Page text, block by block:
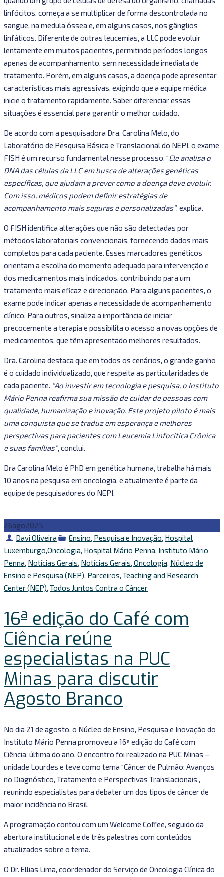
linfócitos, começa a se multiplicar de forma descontrolada no
sangue, na medula óssea e, em alguns casos, nos gânglios
linfáticos. Diferente de outras leucemias, a LLC pode evoluir
lentamente em muitos pacientes, permitindo períodos longos
apenas de acompanhamento, sem necessidade imediata de
tratamento. Porém, em alguns casos, a doença pode apresentar
características mais agressivas, exigindo que a equipe médica
inicie o tratamento rapidamente. Saber diferenciar essas
situações é essencial para garantir o melhor cuidado.
De acordo com a pesquisadora Dra. Carolina Melo, do
Laboratório de Pesquisa Básica e Translacional do NEPI, o exame
FISH é um recurso fundamental nesse processo. “Ele analisa o
DNA das células da LLC em busca de alterações genéticas
específicas, que ajudam a prever como a doença deve evoluir.
Com isso, médicos podem definir estratégias de
acompanhamento mais seguras e personalizadas”, explica.
O FISH identifica alterações que não são detectadas por
métodos laboratoriais convencionais, fornecendo dados mais
completos para cada paciente. Esses marcadores genéticos
orientam a escolha do momento adequado para intervenção e
dos medicamentos mais indicados, contribuindo para um
tratamento mais eficaz e direcionado. Para alguns pacientes, o
exame pode indicar apenas a necessidade de acompanhamento
clínico. Para outros, sinaliza a importância de iniciar
precocemente a terapia e possibilita o acesso a novas opções de
medicamentos, que têm apresentado melhores resultados.
Dra. Carolina destaca que em todos os cenários, o grande ganho
é o cuidado individualizado, que respeita as particularidades de
cada paciente. “Ao investir em tecnologia e pesquisa, o Instituto
Mário Penna reafirma sua missão de cuidar de pessoas com
qualidade, humanização e inovação. Este projeto piloto é mais
uma conquista que se traduz em esperança e melhores
perspectivas para pacientes com Leucemia Linfocítica Crônica
e suas famílias”, conclui.
Dra Carolina Melo é PhD em genética humana, trabalha há mais
10 anos na pesquisa em oncologia, e atualmente é parte da
equipe de pesquisadores do NEPI.
26ago2025
Autor
Davi Oliveira Categorias
Ensino, Pesquisa e Inovação Hospital
Luxemburgo,Oncologia Hospital Mário Penna Instituto Mário
Penna Notícias Gerais Notícias Gerais, Oncologia Núcleo de
Ensino e Pesquisa (NEP) Parceiros Teaching and Research
Center (NEP) Todos Juntos Contra o Câncer
16ª edição do Café com
Ciência reúne
especialistas na PUC
Minas para discutir
Agosto Branco
No dia 21 de agosto, o Núcleo de Ensino, Pesquisa e Inovação do
Instituto Mário Penna promoveu a 16ª edição do Café com
Ciência, última do ano. O encontro foi realizado na PUC Minas –
unidade Lourdes e teve como tema “Câncer de Pulmão: Avanços
no Diagnóstico, Tratamento e Perspectivas Translacionais”,
reunindo especialistas para debater um dos tipos de câncer de
maior incidência no Brasil.
A programação contou com um Welcome Coffee, seguido da
abertura institucional e de três palestras com conteúdos
atualizados sobre o tema.
O Dr. Ellias Lima, coordenador do Serviço de Oncologia Clínica do